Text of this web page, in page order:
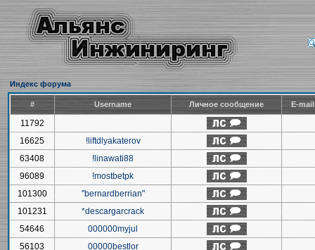
Индекс форума
# Username Личное сообщение E-
11792
16625
!liftdlyakaterov
63408
!linawati88
96089
!mostbetpk
101300
"bernardberrian"
101231
*descargarcrack
54646
000000myjul
56103
00000bestlor